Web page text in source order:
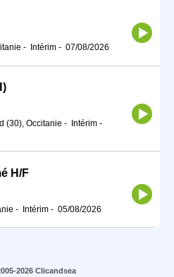
- Intérim - 07/08/2026
(30), Occitanie - Intérim -
H/F
- Intérim - 05/08/2026
2026 Clicandsea